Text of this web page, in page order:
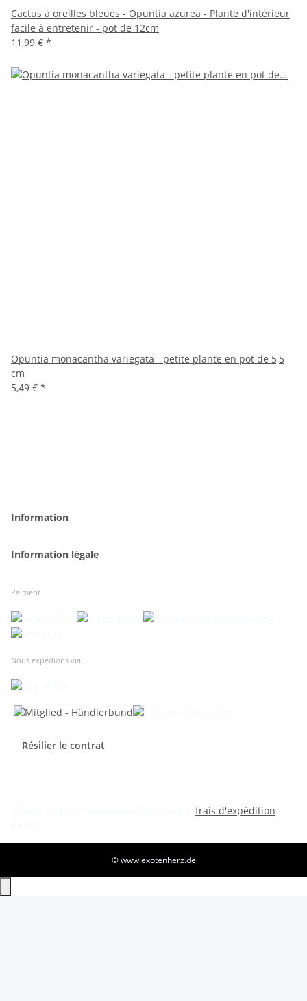
Cactus à oreilles bleues - Opuntia azurea - Plante d'intérieur
facile à entretenir - pot de 12cm
11,99 € *
Opuntia monacantha variegata - petite plante en pot de 5,5
cm
5,49 € *
Information
Information légale
Paiment
Nous expédions via...
Résilier le contrat
frais d'expédition
© www.exotenherz.de